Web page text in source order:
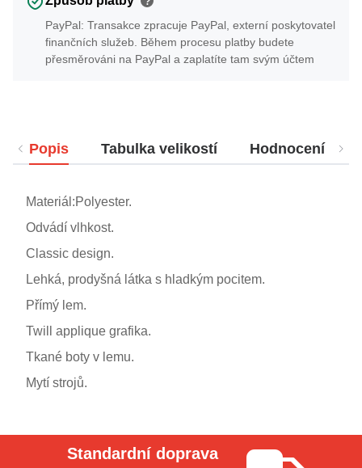
PayPal: Transakce zpracuje PayPal, externí poskytovatel
finančních služeb. Během procesu platby budete
přesměrováni na PayPal a zaplatíte tam svým účtem
Popis Tabulka velikostí Hodnocení
Materiál:Polyester.
Odvádí vlhkost.
Classic design.
Lehká, prodyšná látka s hladkým pocitem.
Přímý lem.
Twill applique grafika.
Tkané boty v lemu.
Mytí strojů.
Standardní doprava